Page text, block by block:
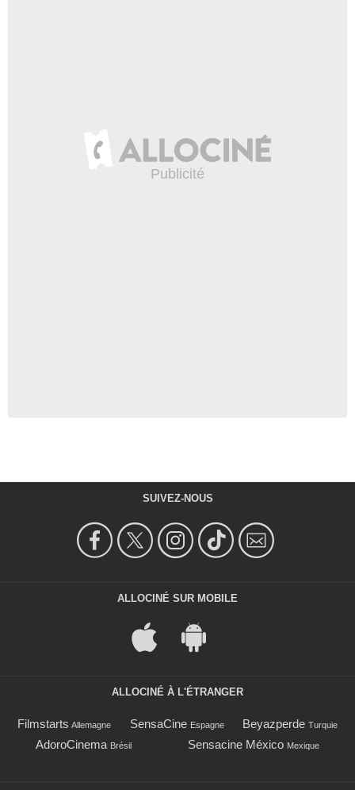
SUIVEZ-NOUS
ALLOCINÉ SUR MOBILE
ALLOCINÉ À L'ÉTRANGER
Filmstarts Allemagne SensaCine Espagne Beyazperde Turquie
AdoroCinema Brésil Sensacine México Mexique